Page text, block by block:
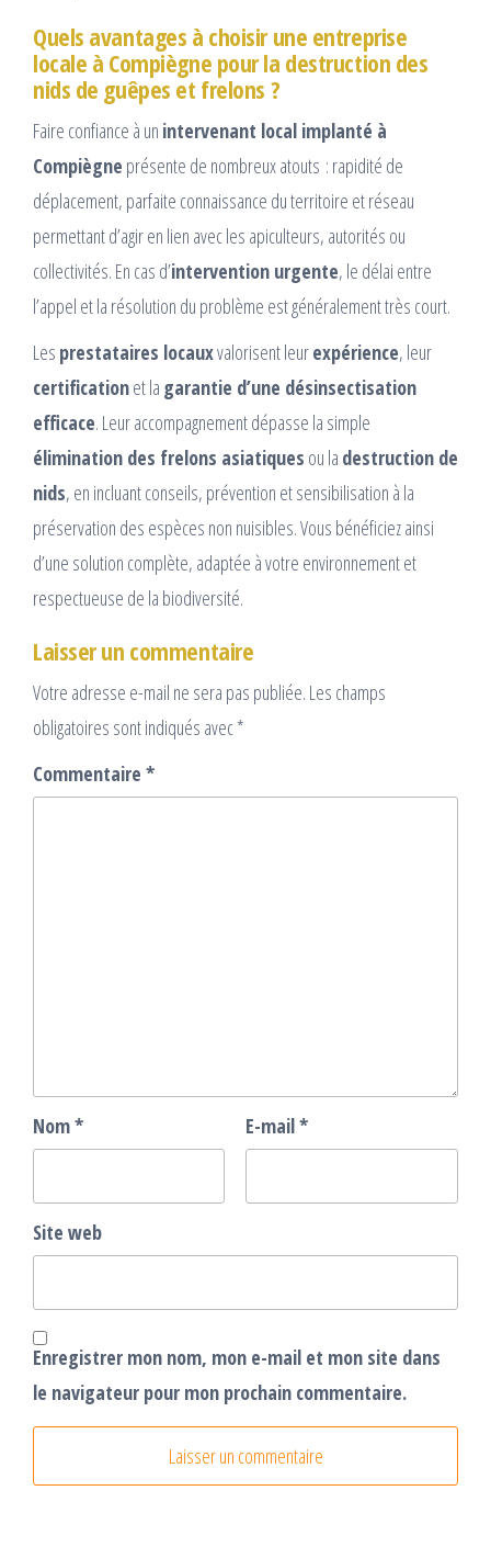
Quels avantages à choisir une entreprise
locale à Compiègne pour la destruction des
nids de guêpes et frelons ?
Faire confiance à un intervenant local implanté à
Compiègne présente de nombreux atouts : rapidité de
déplacement, parfaite connaissance du territoire et réseau
permettant d’agir en lien avec les apiculteurs, autorités ou
collectivités. En cas d’intervention urgente, le délai entre
l’appel et la résolution du problème est généralement très court.
Les prestataires locauxvalorisent leurexpérience, leur
certificationet la garantie d’une désinsectisation
efficace. Leur accompagnement dépasse la simple
élimination des frelons asiatiques ou la destruction de
nids, en incluant conseils, prévention et sensibilisation à la
préservation des espèces non nuisibles. Vous bénéficiez ainsi
d’une solution complète, adaptée à votre environnement et
respectueuse de la biodiversité.
Laisser un commentaire
Votre adresse e-mail ne sera pas publiée. Les champs
obligatoires sont indiqués avec*
Commentaire *
Nom* E-mail*
Site web
Enregistrer mon nom, mon e-mail et mon site dans
le navigateur pour mon prochain commentaire.